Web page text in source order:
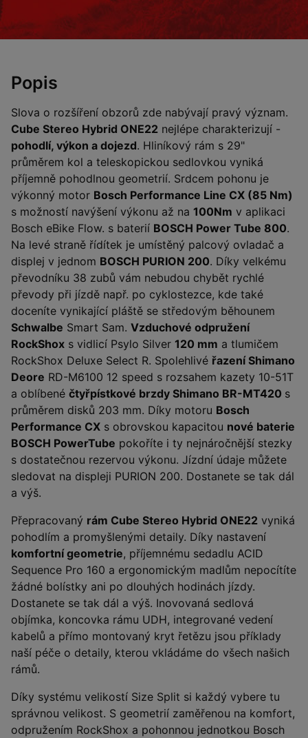
Popis
Slova o rozšíření obzorů zde nabývají pravý význam.
Cube Stereo Hybrid ONE22 nejlépe charakterizují -
pohodlí, výkon a dojezd. Hliníkový rám s 29"
průměrem kol a teleskopickou sedlovkou vyniká
příjemně pohodlnou geometrií. Srdcem pohonu je
výkonný motor Bosch Performance Line CX (85 Nm)
s možností navýšení výkonu až na 100Nm v aplikaci
Bosch eBike Flow. s baterií BOSCH Power Tube 800.
Na levé straně řídítek je umístěný palcový ovladač a
displej v jednom BOSCH PURION 200. Díky velkému
převodníku 38 zubů vám nebudou chybět rychlé
převody při jízdě např. po cyklostezce, kde také
doceníte vynikající pláště se středovým běhounem
Schwalbe Smart Sam. Vzduchové odpružení
RockShox s vidlicí Psylo Silver 120 mm a tlumičem
RockShox Deluxe Select R. Spolehlivé řazení Shimano
Deore RD-M6100 12 speed s rozsahem kazety 10-51T
a oblíbené čtyřpístkové brzdy Shimano BR-MT420 s
průměrem disků 203 mm. Díky motoru Bosch
Performance CX s obrovskou kapacitou nové baterie
BOSCH PowerTube pokoříte i ty nejnáročnější stezky
s dostatečnou rezervou výkonu. Jízdní údaje můžete
sledovat na displeji PURION 200. Dostanete se tak dál
a výš.
Přepracovaný rám Cube Stereo Hybrid ONE22 vyniká
pohodlím a promyšlenými detaily. Díky nastavení
komfortní geometrie, příjemnému sedadlu ACID
Sequence Pro 160 a ergonomickým madlům nepocítíte
žádné bolístky ani po dlouhých hodinách jízdy.
Dostanete se tak dál a výš. Inovovaná sedlová
objímka, koncovka rámu UDH, integrované vedení
kabelů a přímo montovaný kryt řetězu jsou příklady
naší péče o detaily, kterou vkládáme do všech našich
rámů.
Díky systému velikostí Size Split si každý vybere tu
správnou velikost. S geometrií zaměřenou na komfort,
odpružením RockShox a pohonnou jednotkou Bosch